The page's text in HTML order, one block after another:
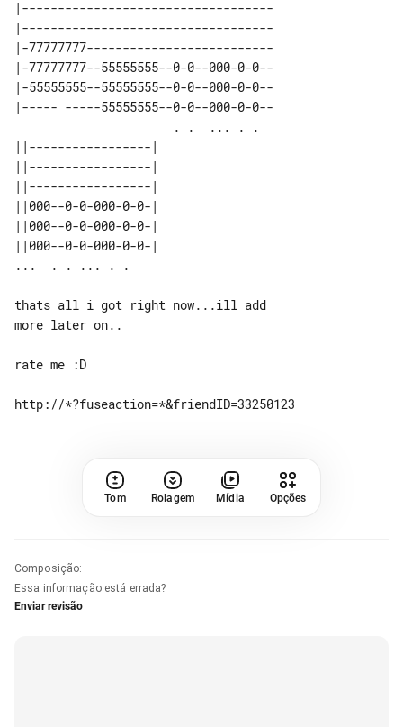
|-----------------------------------
|-----------------------------------
|-77777777--------------------------
|-77777777--55555555--0-0--000-0-0--
|-55555555--55555555--0-0--000-0-0--
|----- -----55555555--0-0--000-0-0--
||-----------------|
||-----------------|
||-----------------|
||000--0-0-000-0-0-|
||000--0-0-000-0-0-|
||000--0-0-000-0-0-|
thats all i got right now...ill add
more later on..
rate me :D
Tom Rolagem Mídia Opções
Composição:
Essa informação está errada?
Enviar revisão